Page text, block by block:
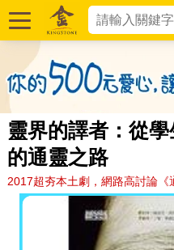
靈界的譯者：從
的通靈之路
2017超夯本土劇，網路高討論《